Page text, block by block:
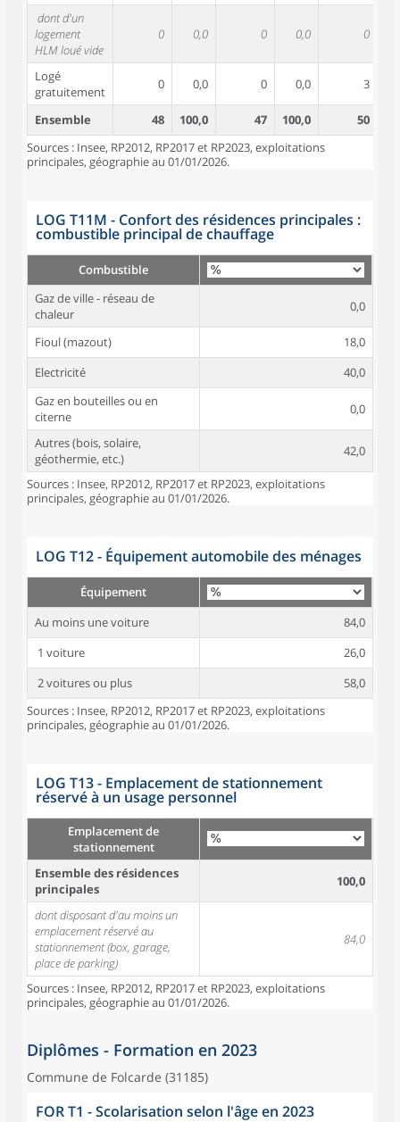
dont d'un
logement
HLM loué vide
0 0,0 0 0,0 0
Logé
gratuitement
0 0,0 0 0,0 3
Ensemble 48 100,0 47 100,0 50
Sources : Insee, RP2012, RP2017 et RP2023, exploitations
principales, géographie au 01/01/2026.
LOG T11M - Confort des résidences principales :
combustible principal de chauffage
Combustible
Gaz de ville - réseau de
chaleur
0,0
Fioul (mazout)
18,0
Electricité
40,0
Gaz en bouteilles ou en
citerne
0,0
Autres (bois, solaire,
géothermie, etc.)
42,0
Sources : Insee, RP2012, RP2017 et RP2023, exploitations
principales, géographie au 01/01/2026.
LOG T12 - Équipement automobile des ménages
Équipement
Au moins une voiture
84,0
1 voiture
26,0
2 voitures ou plus
58,0
Sources : Insee, RP2012, RP2017 et RP2023, exploitations
principales, géographie au 01/01/2026.
LOG T13 - Emplacement de stationnement
réservé à un usage personnel
Emplacement de
stationnement
Ensemble des résidences
principales
100,0
dont disposant d'au moins un
emplacement réservé au
stationnement (box, garage,
place de parking)
84,0
Sources : Insee, RP2012, RP2017 et RP2023, exploitations
principales, géographie au 01/01/2026.
Diplômes - Formation en 2023
Commune de Folcarde (31185)
FOR T1 - Scolarisation selon l'âge en 2023